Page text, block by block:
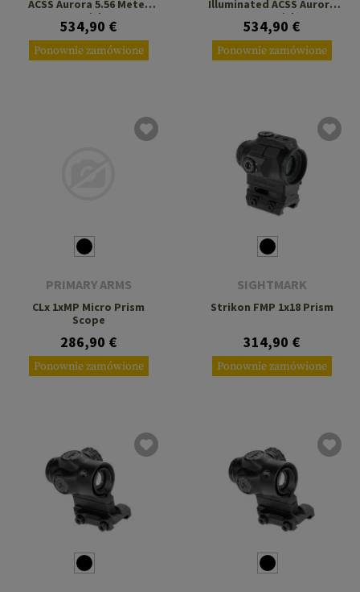
ACSS Aurora 5.56 Meter
Reticle
534,90 €
Ponownie zamówione
Illuminated ACSS Aurora
MIL Reticle
534,90 €
Ponownie zamówione
PRIMARY ARMS
CLx 1xMP Micro Prism
Scope
286,90 €
Ponownie zamówione
SIGHTMARK
Strikon FMP 1x18 Prism
314,90 €
Ponownie zamówione